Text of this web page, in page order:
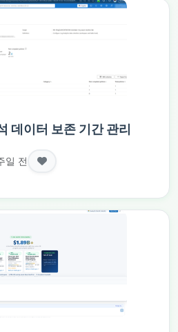
데이터 보존 기간 관리
일 전